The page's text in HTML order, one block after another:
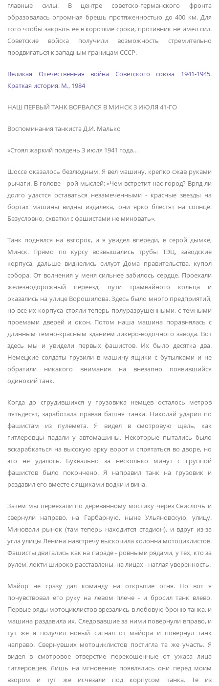
главные силы. В центре советско-германского фронта
образовалась огромная брешь протяженностью до 400 км. Для
того чтобы закрыть ее в короткие сроки, противник не имел сил.
Советские войска получили возможность стремительно
продвигаться к западным границам СССР.
Великая Отечественная война Советского союза 1941-1945.
Краткая история. М., 1984
НАШ ПЕРВЫЙ ТАНК ВОРВАЛСЯ В МИНСК 3 ИЮЛЯ 41-ГО
Воспоминания танкиста Д.И. Малько
«Стоял жаркий полдень 3 июля 1941 года…
Шоссе оказалось безлюдным. Я вел машину, крепко сжав руками
рычаги. В голове - рой мыслей: «Чем встретит нас город? Вряд ли
долго удастся оставаться незамеченными - красные звезды на
бортах машины видны издалека, они ярко блестят на солнце.
Безусловно, схватки с фашистами не миновать».
Танк поднялся на взгорок, и я увидел впереди, в серой дымке,
Минск. Прямо по курсу возвышались трубы ТЭЦ, заводские
корпуса, дальше виднелись силуэт Дома правительства, купол
собора. От волнения у меня сильнее забилось сердце. Проехали
железнодорожный переезд, пути трамвайного кольца и
оказались на улице Ворошилова. Здесь было много предприятий,
но все их корпуса стояли теперь полуразрушенными, с темными
проемами дверей и окон. Потом наша машина поравнялась с
длинным темно-красным зданием ликеро-водочного завода. Вот
здесь мы и увидели первых фашистов. Их было десятка два.
Немецкие солдаты грузили в машину ящики с бутылками и не
обратили никакого внимания на внезапно появившийся
одинокий танк.
Когда до сгрудившихся у грузовика немцев осталось метров
пятьдесят, заработала правая башня танка. Николай ударил по
фашистам из пулемета. Я видел в смотровую щель, как
гитлеровцы падали у автомашины. Некоторые пытались было
вскарабкаться на высокую арку ворот и спрятаться во дворе, но
это не удалось. Буквально за несколько минут с группой
фашистов было покончено. Я направил танк на грузовик и
раздавил его вместе с ящиками водки и вина.
Затем мы переехали по деревянному мостику через Свислочь и
свернули направо, на Гарбарную, ныне Ульяновскую, улицу.
Миновали рынок (там теперь находится стадион), и вдруг из-за
угла улицы Ленина навстречу выскочила колонна мотоциклистов.
Фашисты двигались как на параде - ровными рядами, у тех, кто за
рулем, локти широко расставлены, на лицах - наглая уверенность.
Майор не сразу дал команду на открытие огня. Но вот я
почувствовал его руку на левом плече - и бросил танк влево.
Первые ряды мотоциклистов врезались в лобовую броню танка, и
машина раздавила их. Следовавшие за ними повернули вправо, и
тут же я получил новый сигнал от майора и повернул танк
направо. Свернувших мотоциклистов постигла та же участь. Я
видел в смотровое отверстие перекошенные от ужаса лица
гитлеровцев. Лишь на мгновение появлялись они перед моим
взором и тут же исчезали под корпусом танка. Те из